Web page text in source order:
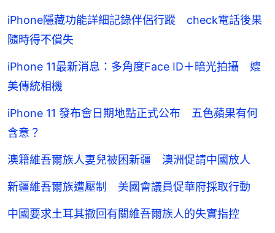
iPhone隱藏功能詳細記錄伴侶行蹤 check電話後果
隨時得不償失
iPhone 11最新消息：多角度Face ID＋暗光拍攝 媲
美傳統相機
iPhone 11 發布會日期地點正式公布 五色蘋果有何
含意？
澳籍維吾爾族人妻兒被困新疆 澳洲促請中國放人
新疆維吾爾族遭壓制 美國會議員促華府採取行動
中國要求土耳其撤回有關維吾爾族人的失實指控